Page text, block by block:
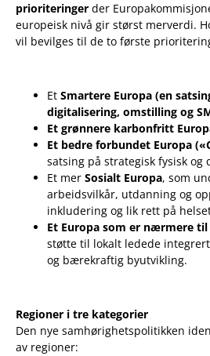
prioriteringer der
europeisk nivå gir størst merverdi.
vil bevilges til de to første
Et Smartere Europa (en
digitalisering, omstilling og
Et grønnere karbonfritt
Et bedre forbundet Europa
satsing på strategisk fysisk
Et mer Sosialt Europa, som
arbeidsvilkår, utdanning og
inkludering og lik rett på
Et Europa som er nærmere
støtte til lokalt ledede
og bærekraftig byutvikling.
Regioner i tre kategorier
Den nye samhørighetspolitikken
av regioner: